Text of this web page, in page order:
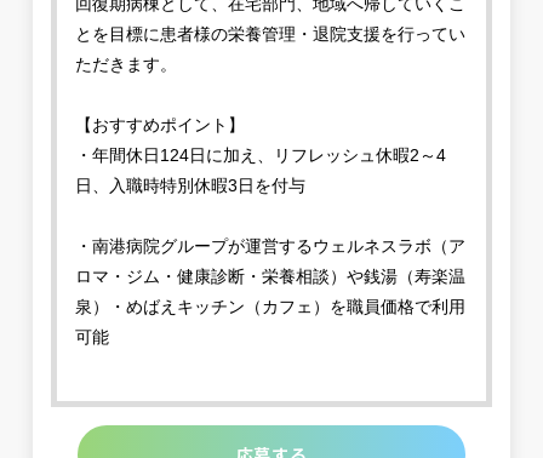
とを目標に患者様の栄養管理・退院支援を行ってい
ただきます。
【おすすめポイント】
・年間休日124日に加え、リフレッシュ休暇2～4
日、入職時特別休暇3日を付与
・南港病院グループが運営するウェルネスラボ（ア
ロマ・ジム・健康診断・栄養相談）や銭湯（寿楽温
泉）・めばえキッチン（カフェ）を職員価格で利用
可能